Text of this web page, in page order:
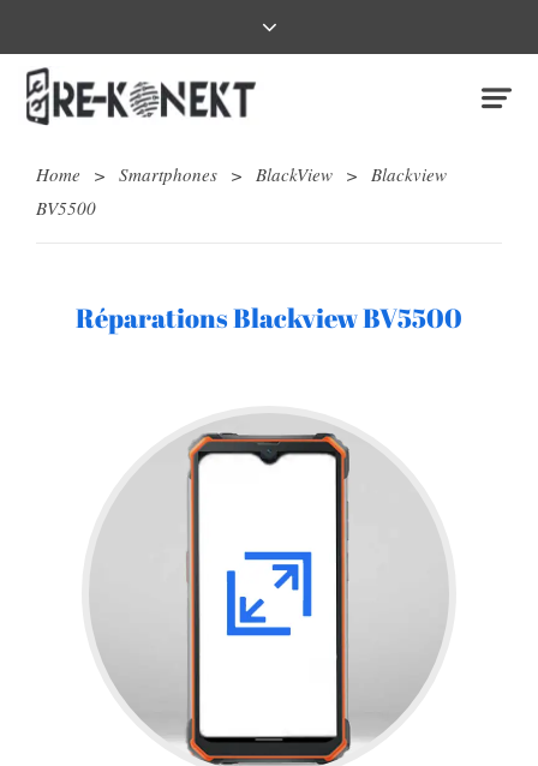
Home > Smartphones > BlackView > Blackview
BV5500
Réparations Blackview BV5500